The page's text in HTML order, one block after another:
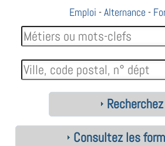
Emploi -Alternance -
Recherchez
Consultez les